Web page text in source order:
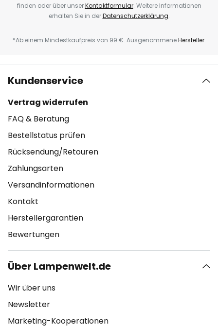
finden oder über unserKontaktformular. Weitere Informationen
erhalten Sie in derDatenschutzerklärung.
*Ab einem Mindestkaufpreis von 99 €. AusgenommeneHersteller.
Kundenservice
Vertrag widerrufen
FAQ & Beratung
Bestellstatus prüfen
Rücksendung/Retouren
Zahlungsarten
Versandinformationen
Kontakt
Herstellergarantien
Bewertungen
Über Lampenwelt.de
Wir über uns
Newsletter
Marketing-Kooperationen